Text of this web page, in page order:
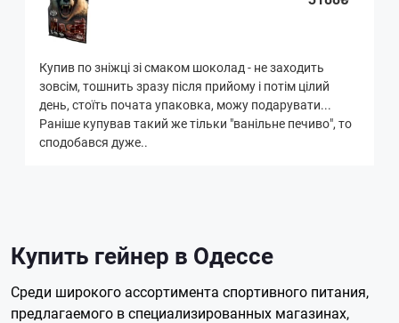
Купив по зніжці зі смаком шоколад - не заходить
зовсім, тошнить зразу після прийому і потім цілий
день, стоїть почата упаковка, можу подарувати...
Раніше купував такий же тільки "ванільне печиво", то
сподобався дуже..
Купить гейнер в Одессе
Среди широкого ассортимента спортивного питания,
предлагаемого в специализированных магазинах,